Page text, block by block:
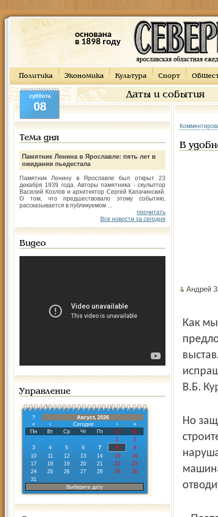
основана
в 1898 году
Политика Экономика Культура Спорт
Даты и события
суббота
08
Тема дня
Памятник Ленина в Ярославле: пять лет в
ожидании пьедестала
Памятник Ленину в Ярославле был открыт 23
декабря 1939 года. Авторы памятника - скульптор
Василий Козлов и архитектор Сергей Капачинский.
О том, что предшествовало этому событию,
рассказывается в публикуемом ...
прочитать
Все новости за сегодня
Видео
Управление
?
Август, 2026
«
‹ Сегодня ›
»
Пн
Вт Ср Чт Пт Сб
Вс
1
2
3
4 5 6 7 8
9
10
11 12 13 14 15
16
17
18 19 20 21 22
23
24
25 26 27 28 29
30
31
Выберите дату
В
Андрей
Как
В.Б.
Но